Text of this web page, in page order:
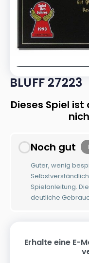
BLUFF 27223
Dieses Spiel
Noch gut
Guter, wenig
Spielanleitung.
deutliche
Erhalte eine E-